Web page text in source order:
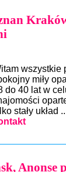
wszystkie
miły
do 40 lat w
stały układ
Anonse